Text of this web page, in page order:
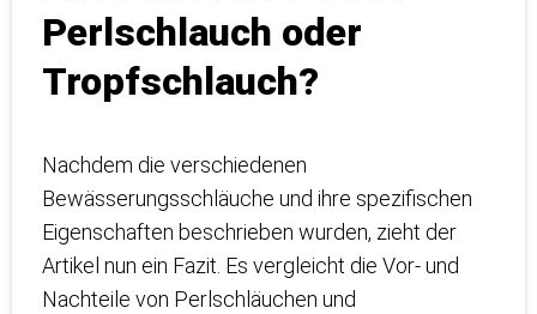
Perlschlauch oder
Tropfschlauch?
Nachdem die verschiedenen
Bewässerungsschläuche und ihre spezifischen
Eigenschaften beschrieben wurden, zieht der
Artikel nun ein Fazit. Es vergleicht die Vor- und
Nachteile von Perlschläuchen und